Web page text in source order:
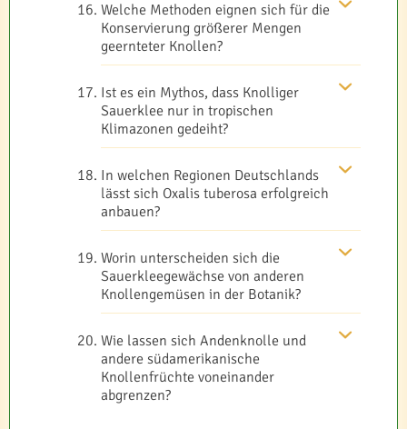
Welche Methoden eignen sich für die
Konservierung größerer Mengen
geernteter Knollen?
Ist es ein Mythos, dass Knolliger
Sauerklee nur in tropischen
Klimazonen gedeiht?
In welchen Regionen Deutschlands
lässt sich Oxalis tuberosa erfolgreich
anbauen?
Worin unterscheiden sich die
Sauerkleegewächse von anderen
Knollengemüsen in der Botanik?
Wie lassen sich Andenknolle und
andere südamerikanische
Knollenfrüchte voneinander
abgrenzen?